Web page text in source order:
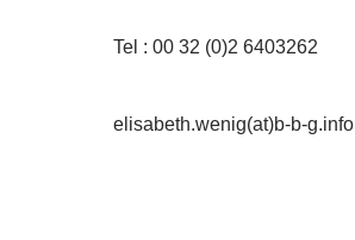
Tel : 00 32 (0)2 6403262
elisabeth.wenig(at)b-b-g.info